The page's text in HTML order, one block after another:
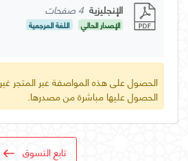
الإنجليزية 4 صفحات
الإصدار الحالي اللغة المرجعية
الحصول على هذه المواصفة عبر المتجر
الحصول عليها مباشرة من مصدرها.
تابع التسوق